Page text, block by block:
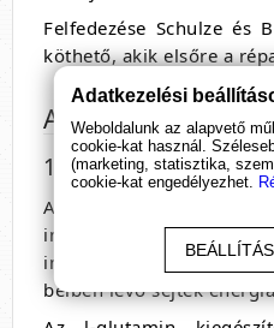
Felfedezése Schulze és
köthető, akik elsőre a
Az L-glutamin
1. Az
A glutamin fontos
immunrendszer
immunsejtek, például a
bélben lévő sejtek
Adatkezelési
Weboldalunk az alapvető
cookie-kat használ.
(marketing, statisztika,
cookie-kat engedélyezhet.